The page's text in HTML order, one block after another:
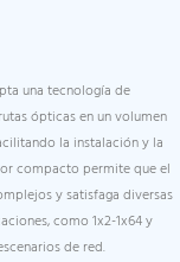
una tecnología de
ópticas en un volumen
la instalación y la
compacto permite que el
y satisfaga diversas
como 1x2-1x64 y
de red.